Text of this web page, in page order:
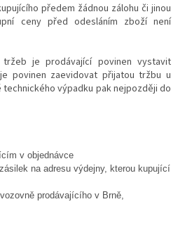
předem žádnou zálohu či jinou
ceny před odesláním zboží není
je prodávající povinen vystavit
povinen zaevidovat přijatou tržbu u
výpadku pak nejpozději do
v objednávce
na adresu výdejny, kterou kupující
prodávajícího v Brně,